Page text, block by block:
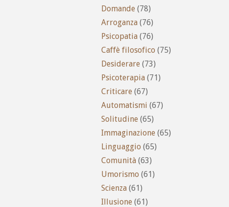
Domande (78)
Arroganza (76)
Psicopatia (76)
Caffè filosofico (75)
Desiderare (73)
Psicoterapia (71)
Criticare (67)
Automatismi (67)
Solitudine (65)
Immaginazione (65)
Linguaggio (65)
Comunità (63)
Umorismo (61)
Scienza (61)
Illusione (61)